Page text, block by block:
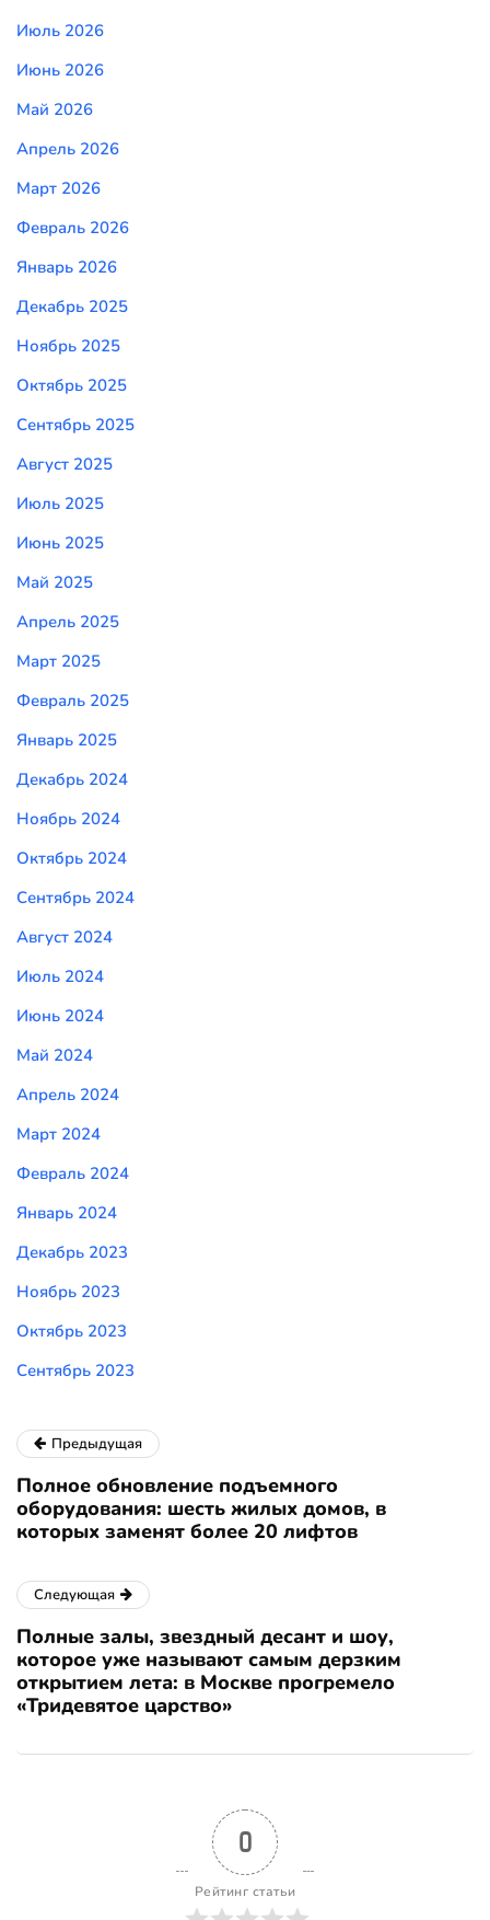
Июль 2026
Июнь 2026
Май 2026
Апрель 2026
Март 2026
Февраль 2026
Январь 2026
Декабрь 2025
Ноябрь 2025
Октябрь 2025
Сентябрь 2025
Август 2025
Июль 2025
Июнь 2025
Май 2025
Апрель 2025
Март 2025
Февраль 2025
Январь 2025
Декабрь 2024
Ноябрь 2024
Октябрь 2024
Сентябрь 2024
Август 2024
Июль 2024
Июнь 2024
Май 2024
Апрель 2024
Март 2024
Февраль 2024
Январь 2024
Декабрь 2023
Ноябрь 2023
Октябрь 2023
Сентябрь 2023
Предыдущая
Полное обновление подъемного
оборудования: шесть жилых домов, в
которых заменят более 20 лифтов
Следующая
Полные залы, звездный десант и шоу,
которое уже называют самым дерзким
открытием лета: в Москве прогремело
«Тридевятое царство»
0
Рейтинг статьи